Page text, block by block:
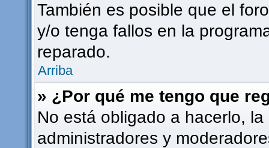
También es posible que el
y/o tenga fallos en la
reparado.
Arriba
» ¿Por qué me tengo que
No está obligado a hacerlo,
administradores y